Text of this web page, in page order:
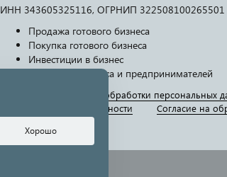
ИНН 343605325116, ОГРНИП 322508100265501
Продажа готового бизнеса
Покупка готового бизнеса
Инвестиции в бизнес
Услуги для бизнеса и предпринимателей
Политика в отношении обработки персональных
Ограничение ответственности
Согласие на
Хорошо